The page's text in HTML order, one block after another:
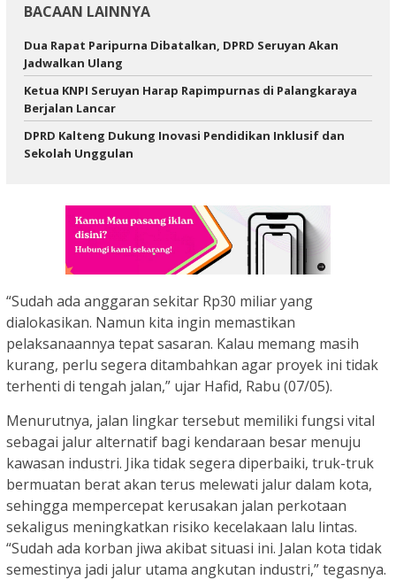
BACAAN LAINNYA
Dua Rapat Paripurna Dibatalkan, DPRD Seruyan Akan
Jadwalkan Ulang
Ketua KNPI Seruyan Harap Rapimpurnas di Palangkaraya
Berjalan Lancar
DPRD Kalteng Dukung Inovasi Pendidikan Inklusif dan
Sekolah Unggulan
“Sudah ada anggaran sekitar Rp30 miliar yang
dialokasikan. Namun kita ingin memastikan
pelaksanaannya tepat sasaran. Kalau memang masih
kurang, perlu segera ditambahkan agar proyek ini tidak
terhenti di tengah jalan,” ujar Hafid, Rabu (07/05).
Menurutnya, jalan lingkar tersebut memiliki fungsi vital
sebagai jalur alternatif bagi kendaraan besar menuju
kawasan industri. Jika tidak segera diperbaiki, truk-truk
bermuatan berat akan terus melewati jalur dalam kota,
sehingga mempercepat kerusakan jalan perkotaan
sekaligus meningkatkan risiko kecelakaan lalu lintas.
“Sudah ada korban jiwa akibat situasi ini. Jalan kota tidak
semestinya jadi jalur utama angkutan industri,” tegasnya.